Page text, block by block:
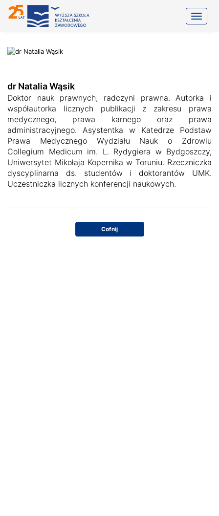
dr Natalia Wąsik
Doktor nauk prawnych, radczyni prawna. Autorka i
współautorka licznych publikacji z zakresu prawa
medycznego, prawa karnego oraz prawa
administracyjnego. Asystentka w Katedrze Podstaw
Prawa Medycznego Wydziału Nauk o Zdrowiu
Collegium Medicum im. L. Rydygiera w Bydgoszczy,
Uniwersytet Mikołaja Kopernika w Toruniu. Rzeczniczka
dyscyplinarna ds. studentów i doktorantów UMK.
Uczestniczka licznych konferencji naukowych.